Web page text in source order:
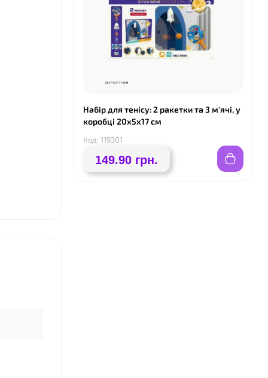
Набір для тенісу: 2 ракетки та 3 м'ячі, у
коробці 20х5х17 см
Код: 119301
149.90 грн.